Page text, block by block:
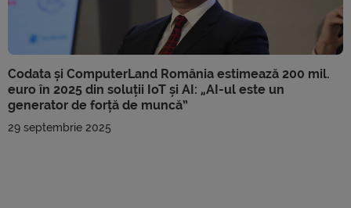
Codata și ComputerLand România estimează 200 mil.
euro în 2025 din soluții IoT și AI: „AI-ul este un
generator de forță de muncă”
29 septembrie 2025